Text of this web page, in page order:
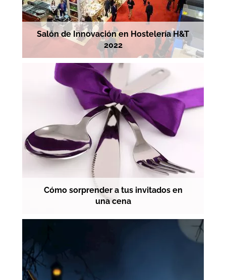
Salón de Innovación en Hostelería H&T
2022
Cómo sorprender a tus invitados en
una cena